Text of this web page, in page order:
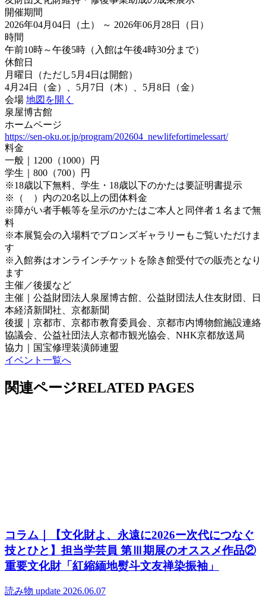
開催期間
2026年04月04日（土） ～ 2026年06月28日（日）
時間
午前10時～午後5時（入館は午後4時30分まで）
休館日
月曜日（ただし5月4日は開館）
4月24日（金）、5月7日（木）、5月8日（金）
会場 地図を開く
泉屋博古館
ホームページ
https://sen-oku.or.jp/program/202604_newlifefortimelessart/
料金
一般｜1200（1000）円
学生｜800（700）円
※18歳以下無料、学生・18歳以下のかたは要証明書提示
※（ ）内の20名以上の団体料金
※障がい者手帳等を呈示のかたはご本人と同伴者１名まで無
料
※本展覧会の入場料でブロンズギャラリーもご覧いただけま
す
※入館券はオンラインチケットを除き館受付での販売となり
ます
主催／後援など
主催｜公益財団法人泉屋博古館、公益財団法人住友財団、日
本経済新聞社、京都新聞
後援｜京都市、京都市教育委員会、京都市内博物館施設連絡
協議会、公益社団法人京都市観光協会、NHK京都放送局
協力｜国宝修理装潢師連盟
イベント一覧へ
関連ページRELATED PAGES
コラム｜【文化財よ、永遠に2026ー次代につなぐ
技とひと】担当学芸員 第Ⅲ期展のオススメ作品②
重要文化財「紅縮緬地熨斗文友禅染振袖」
読み物 update 2026.06.07